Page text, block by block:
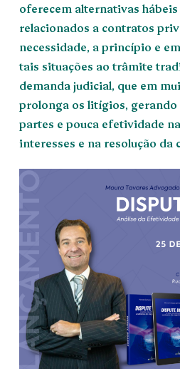
oferecem alternativas
relacionados a contratos
necessidade, a princípio e
tais situações ao trâmite
demanda judicial, que em
prolonga os litígios, gerando
partes e pouca efetividade
interesses e na resolução da